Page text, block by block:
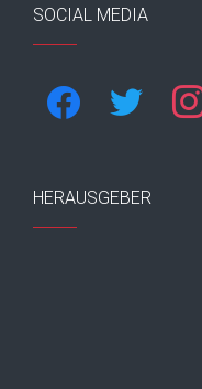
SOCIAL MEDIA
facebook twitter
HERAUSGEBER